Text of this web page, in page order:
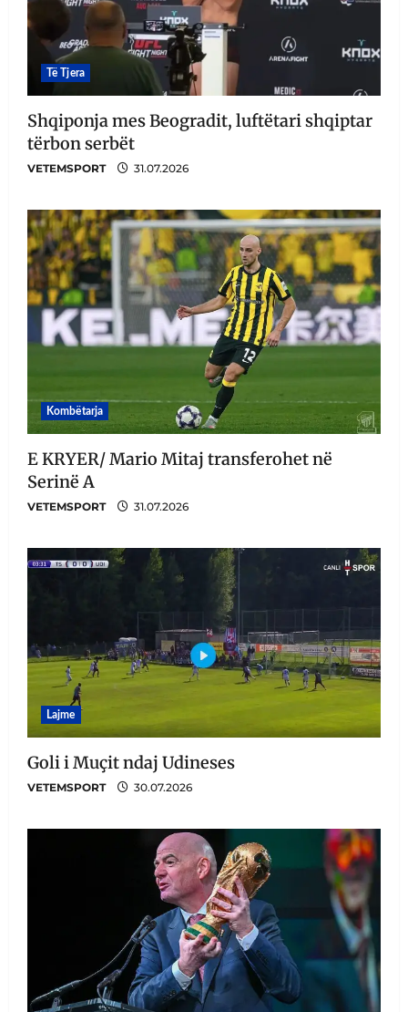
Të Tjera
Shqiponja mes Beogradit, luftëtari shqiptar
tërbon serbët
VETEMSPORT 31.07.2026
Kombëtarja
E KRYER/ Mario Mitaj transferohet në
Serinë A
VETEMSPORT 31.07.2026
Lajme
Goli i Muçit ndaj Udineses
VETEMSPORT 30.07.2026